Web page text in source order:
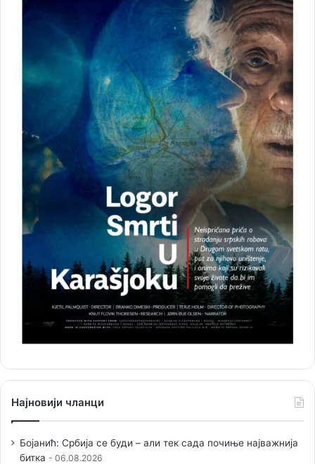
Најновији чланци
Бојанић: Србија се буди – али тек сада почиње најважнија
битка
06.08.2026